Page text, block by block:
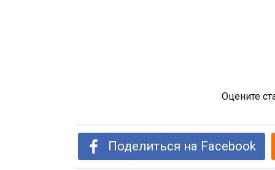
Оцените
Поделиться на Facebook